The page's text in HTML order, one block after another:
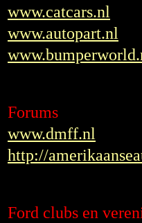
www.catcars.nl
www.autopart.nl
Forums
www.dmff.nl
http://
Ford clubs en